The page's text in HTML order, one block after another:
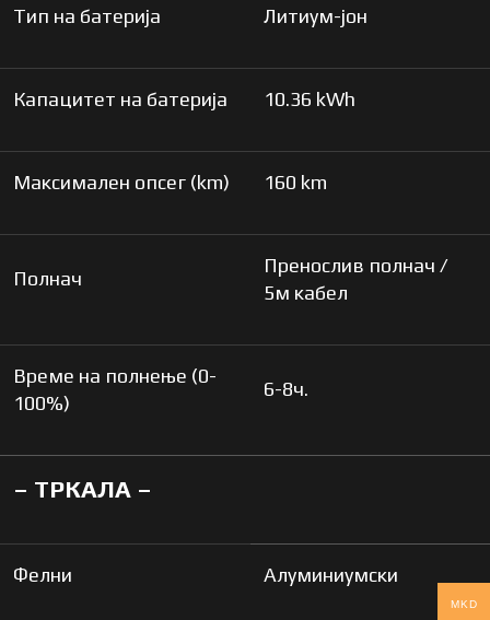
Тип на батерија Литиум-јон
Капацитет на батерија 10.36 kWh
Максимален опсег (km) 160 km
Полнач
Пренослив полнач /
5м кабел
Време на полнење (0-
100%)
6-8ч.
– ТРКАЛА –
Фелни Алуминиумски
MKD